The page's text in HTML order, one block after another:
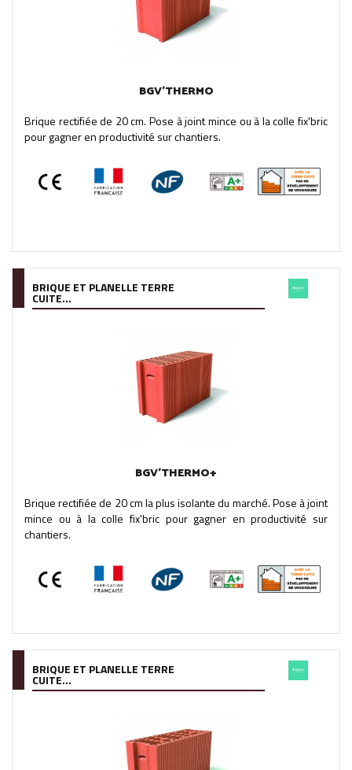
BGV'THERMO
Brique rectifiée de 20 cm. Pose à joint mince ou à la colle fix'bric
pour gagner en productivité sur chantiers.
BRIQUE ET PLANELLE TERRE
CUITE...
BGV'THERMO+
Brique rectifiée de 20 cm la plus isolante du marché. Pose à joint
mince ou à la colle fix'bric pour gagner en productivité sur
chantiers.
BRIQUE ET PLANELLE TERRE
CUITE...